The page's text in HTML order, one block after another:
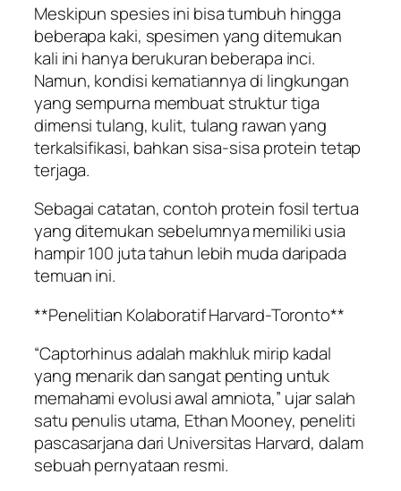
Meskipun spesies ini bisa tumbuh hingga
beberapa kaki, spesimen yang ditemukan
kali ini hanya berukuran beberapa inci.
Namun, kondisi kematiannya di lingkungan
yang sempurna membuat struktur tiga
dimensi tulang, kulit, tulang rawan yang
terkalsifikasi, bahkan sisa-sisa protein tetap
terjaga.
Sebagai catatan, contoh protein fosil tertua
yang ditemukan sebelumnya memiliki usia
hampir 100 juta tahun lebih muda daripada
temuan ini.
**Penelitian Kolaboratif Harvard-Toronto**
“Captorhinus adalah makhluk mirip kadal
yang menarik dan sangat penting untuk
memahami evolusi awal amniota,” ujar salah
satu penulis utama, Ethan Mooney, peneliti
pascasarjana dari Universitas Harvard, dalam
sebuah pernyataan resmi.